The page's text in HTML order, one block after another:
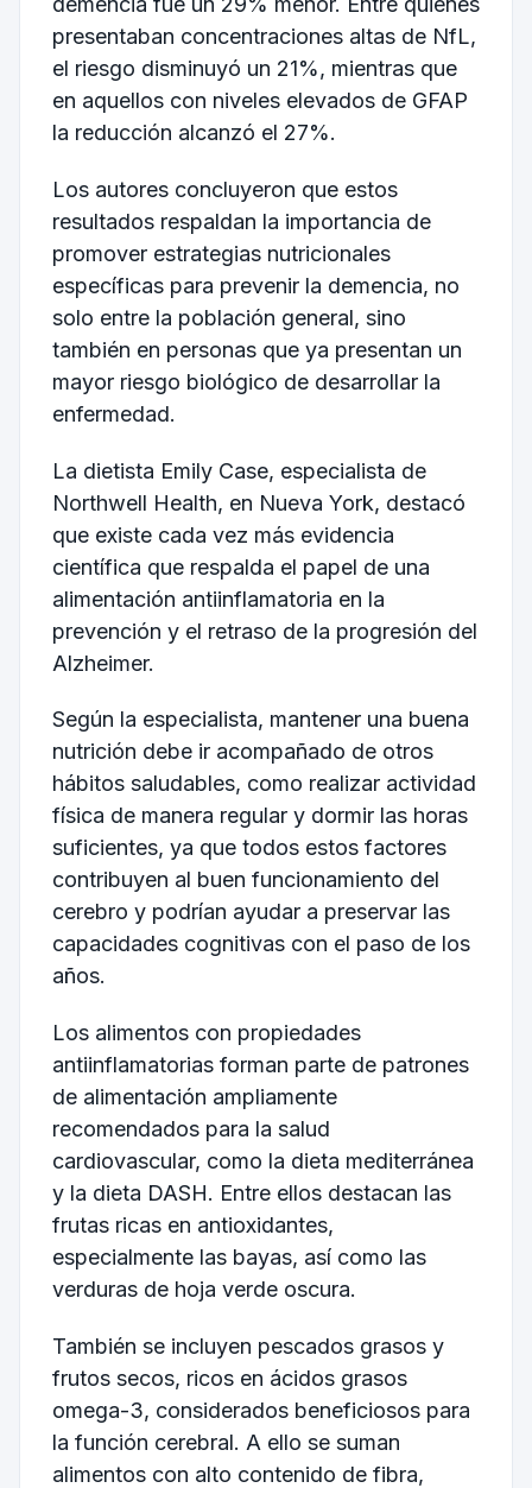
presentaban concentraciones altas de NfL,
el riesgo disminuyó un 21%, mientras que
en aquellos con niveles elevados de GFAP
la reducción alcanzó el 27%.
Los autores concluyeron que estos
resultados respaldan la importancia de
promover estrategias nutricionales
específicas para prevenir la demencia, no
solo entre la población general, sino
también en personas que ya presentan un
mayor riesgo biológico de desarrollar la
enfermedad.
La dietista Emily Case, especialista de
Northwell Health, en Nueva York, destacó
que existe cada vez más evidencia
científica que respalda el papel de una
alimentación antiinflamatoria en la
prevención y el retraso de la progresión del
Alzheimer.
Según la especialista, mantener una buena
nutrición debe ir acompañado de otros
hábitos saludables, como realizar actividad
física de manera regular y dormir las horas
suficientes, ya que todos estos factores
contribuyen al buen funcionamiento del
cerebro y podrían ayudar a preservar las
capacidades cognitivas con el paso de los
años.
Los alimentos con propiedades
antiinflamatorias forman parte de patrones
de alimentación ampliamente
recomendados para la salud
cardiovascular, como la dieta mediterránea
y la dieta DASH. Entre ellos destacan las
frutas ricas en antioxidantes,
especialmente las bayas, así como las
verduras de hoja verde oscura.
También se incluyen pescados grasos y
frutos secos, ricos en ácidos grasos
omega-3, considerados beneficiosos para
la función cerebral. A ello se suman
alimentos con alto contenido de fibra,